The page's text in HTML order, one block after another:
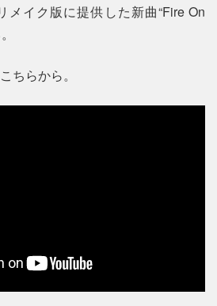
メイク版に提供した新曲“Fire On
ちらから。